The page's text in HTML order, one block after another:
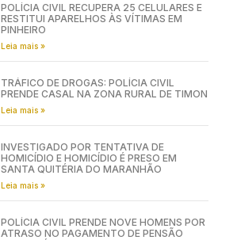
POLÍCIA CIVIL RECUPERA 25 CELULARES E
RESTITUI APARELHOS ÀS VÍTIMAS EM
PINHEIRO
Leia mais »
TRÁFICO DE DROGAS: POLÍCIA CIVIL
PRENDE CASAL NA ZONA RURAL DE TIMON
Leia mais »
INVESTIGADO POR TENTATIVA DE
HOMICÍDIO E HOMICÍDIO É PRESO EM
SANTA QUITÉRIA DO MARANHÃO
Leia mais »
POLÍCIA CIVIL PRENDE NOVE HOMENS POR
ATRASO NO PAGAMENTO DE PENSÃO